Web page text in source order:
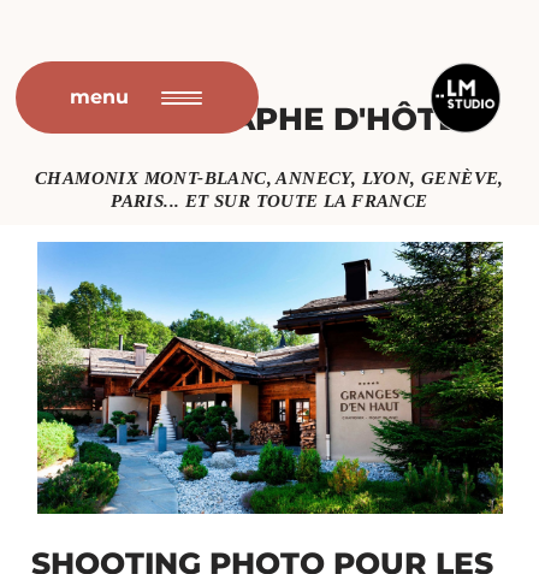
Aller
contenu
menu
PHOTOGRAPHE D'HÔTEL
CHAMONIX MONT-BLANC, ANNECY, LYON, GENÈVE,
PARIS... ET SUR TOUTE LA FRANCE
SHOOTING PHOTO POUR LES